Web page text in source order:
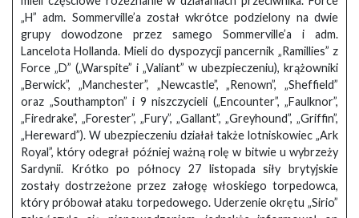
„H” adm. Sommerville’a został wkrótce podzielony na dwie
grupy dowodzone przez samego Sommerville’a i adm.
Lancelota Hollanda. Mieli do dyspozycji pancernik „Ramillies” z
Force „D” („Warspite” i „Valiant” w ubezpieczeniu), krążowniki
„Berwick”, „Manchester”, „Newcastle”, „Renown”, „Sheffield”
oraz „Southampton” i 9 niszczycieli („Encounter”, „Faulknor”,
„Firedrake”, „Forester”, „Fury”, „Gallant”, „Greyhound”, „Griffin”,
„Hereward”). W ubezpieczeniu działał także lotniskowiec „Ark
Royal”, który odegrał później ważną rolę w bitwie u wybrzeży
Sardynii. Krótko po północy 27 listopada siły brytyjskie
zostały dostrzeżone przez załogę włoskiego torpedowca,
który próbował ataku torpedowego. Uderzenie okrętu „Sirio”